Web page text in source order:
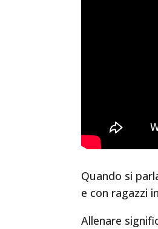
Quando si
e con ragazzi
Allenare